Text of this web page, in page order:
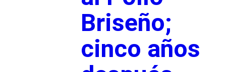
Briseño;
cinco años